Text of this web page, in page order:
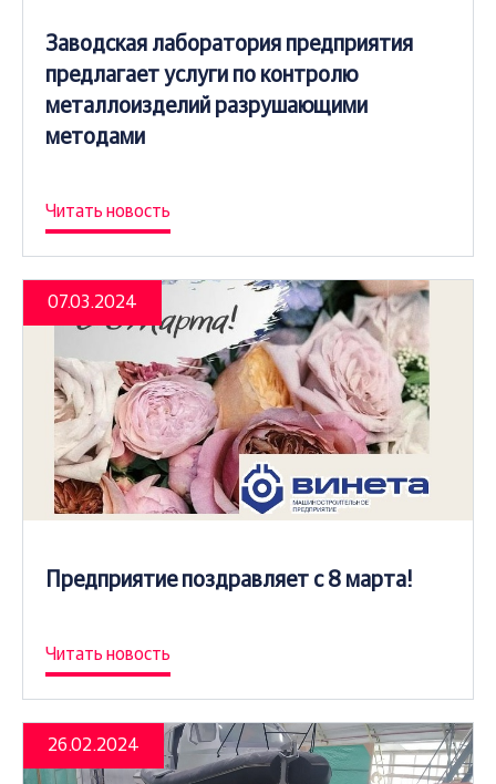
Заводская лаборатория предприятия
предлагает услуги по контролю
металлоизделий разрушающими
методами
Читать новость
07.03.2024
Предприятие поздравляет с 8 марта!
Читать новость
26.02.2024